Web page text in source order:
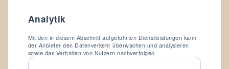
Analytik
Mit den in diesem Abschnitt aufgeführten Dienstleistungen kann
der Anbieter den Datenverkehr überwachen und analysieren
sowie das Verhalten von Nutzern nachverfolgen.